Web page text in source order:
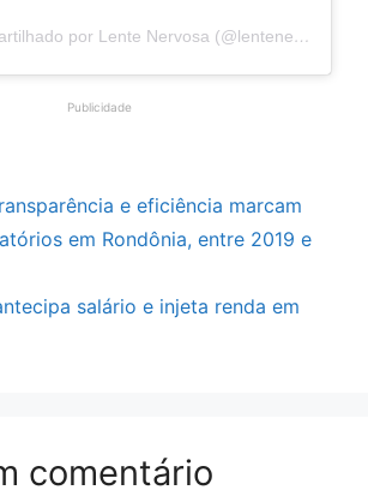
Um post compartilhado por Lente Nervosa (@lentenervosaoficial)
Publicidade
e eficiência marcam
em Rondônia, entre 2019 e
salário e injeta renda em
comentário